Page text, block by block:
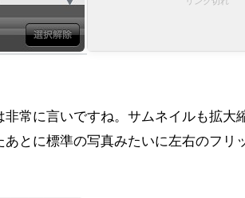
常に言いですね。サムネイルも拡大
とに標準の写真みたいに左右のフリ